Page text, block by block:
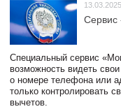
13.03.2025
Сервис
Специальный сервис
возможность видеть
о номере телефона или
только контролировать
вычетов.